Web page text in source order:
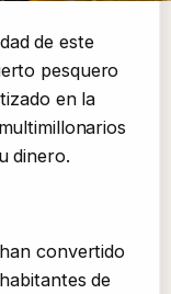
de este
pesquero
en la
dinero.
convertido
de